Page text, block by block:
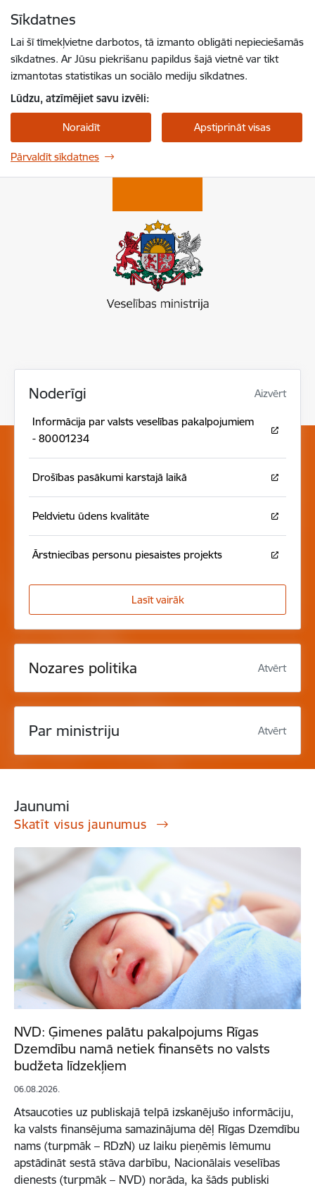
Sīkdatnes
Lai šī tīmekļvietne darbotos, tā izmanto obligāti nepieciešamās
sīkdatnes. Ar Jūsu piekrišanu papildus šajā vietnē var tikt
izmantotas statistikas un sociālo mediju sīkdatnes.
Lūdzu, atzīmējiet savu izvēli:
Noraidīt Apstiprināt visas
Pārvaldīt sīkdatnes
Noderīgi Aizvērt
Informācija par valsts veselības pakalpojumiem
- 80001234
Drošības pasākumi karstajā laikā
Peldvietu ūdens kvalitāte
Ārstniecības personu piesaistes projekts
Lasīt vairāk
Nozares politika Atvērt
Par ministriju Atvērt
Jaunumi
Skatīt visus jaunumus
NVD: Ģimenes palātu pakalpojums Rīgas
Dzemdību namā netiek finansēts no valsts
budžeta līdzekļiem
06.08.2026.
Atsaucoties uz publiskajā telpā izskanējušo informāciju,
ka valsts finansējuma samazinājuma dēļ Rīgas Dzemdību
nams (turpmāk – RDzN) uz laiku pieņēmis lēmumu
apstādināt sestā stāva darbību, Nacionālais veselības
dienests (turpmāk – NVD) norāda, ka šāds publiski